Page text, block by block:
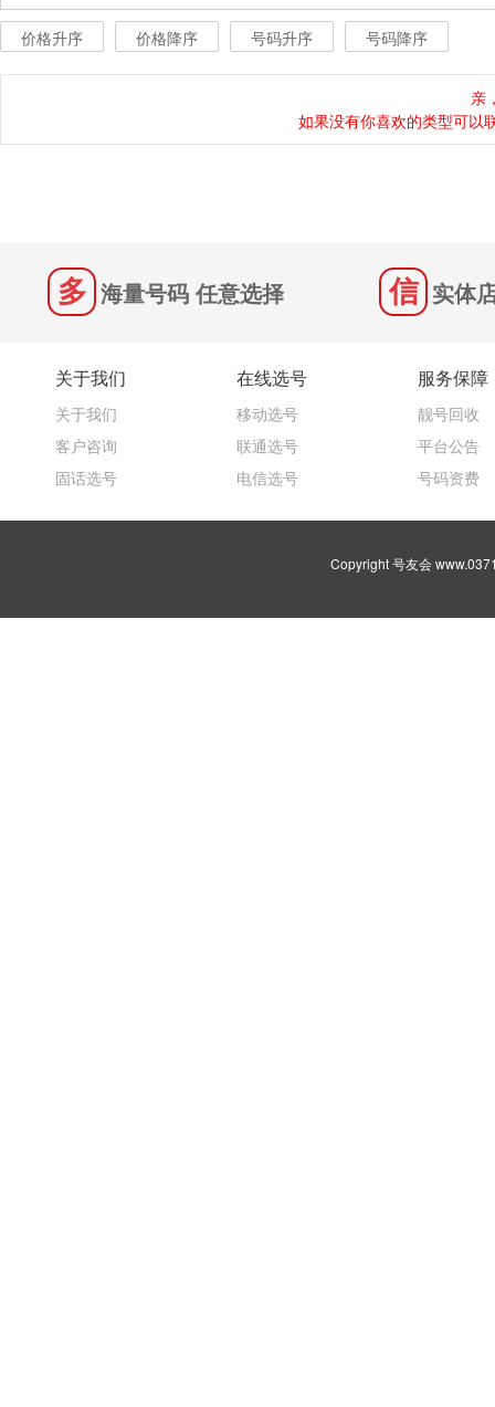
价格升序 价格降序 号码升序 号码降序
亲
如果没有你喜欢的类型可以
海量号码 任意选择 实体
关于我们
关于我们
客户咨询
固话选号
在线选号
移动选号
联通选号
电信选号
服务保障
靓号回收
平台公告
号码资费
Copyright 号友会